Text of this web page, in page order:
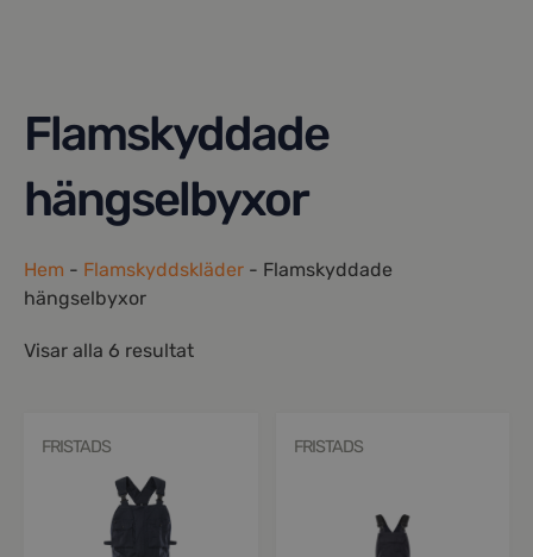
Flamskyddade
hängselbyxor
Hem - Flamskyddskläder - Flamskyddade
hängselbyxor
Visar alla 6 resultat
FRISTADS FRISTADS